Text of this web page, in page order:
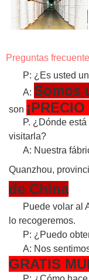
Preguntas
P: ¿Es usted
A: Somos
son
P. ¿Dónde
visitarla?
A: Nuestra
Quanzhou,
de China
Puede volar al
lo recogeremos.
P: ¿Puedo
A: Nos
GRATIS